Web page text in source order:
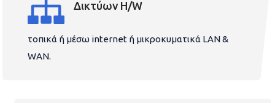
Δικτύων H/W
τοπικά ή μέσω internet ή μικροκυματικά LAN &
WAN.